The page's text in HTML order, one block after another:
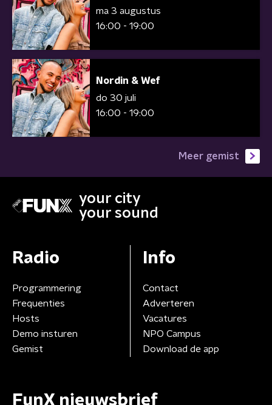
ma 3 augustus
16:00 - 19:00
Nordin & Wef
do 30 juli
16:00 - 19:00
Meer gemist
your city
your sound
Radio
Programmering
Frequenties
Hosts
Demo insturen
Gemist
Info
Contact
Adverteren
Vacatures
NPO Campus
Download de app
FunX nieuwsbrief